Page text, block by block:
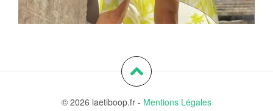
© 2026 laetiboop.fr - Mentions Légales